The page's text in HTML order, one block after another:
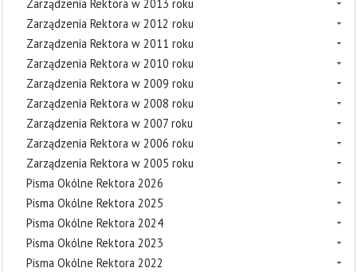
Zarządzenia Rektora w 2013 roku
Zarządzenia Rektora w 2012 roku
Zarządzenia Rektora w 2011 roku
Zarządzenia Rektora w 2010 roku
Zarządzenia Rektora w 2009 roku
Zarządzenia Rektora w 2008 roku
Zarządzenia Rektora w 2007 roku
Zarządzenia Rektora w 2006 roku
Zarządzenia Rektora w 2005 roku
Pisma Okólne Rektora 2026
Pisma Okólne Rektora 2025
Pisma Okólne Rektora 2024
Pisma Okólne Rektora 2023
Pisma Okólne Rektora 2022